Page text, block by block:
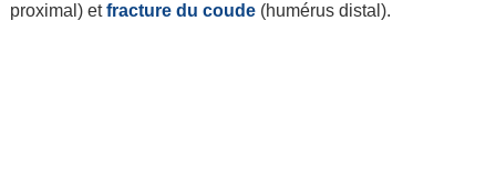
proximal) etfracture du coude(humérus distal).